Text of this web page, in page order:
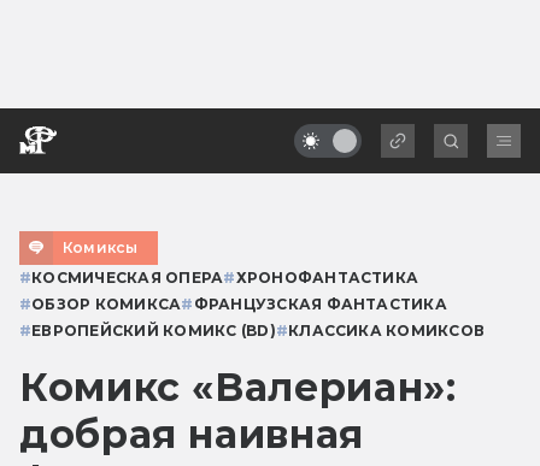
Комиксы
#КОСМИЧЕСКАЯ ОПЕРА#ХРОНОФАНТАСТИКА
#ОБЗОР КОМИКСА# ФРАНЦУЗСКАЯ ФАНТАСТИКА
#ЕВРОПЕЙСКИЙ КОМИКС (BD)#КЛАССИКА КОМИКСОВ
Комикс «Валериан»:
добрая наивная